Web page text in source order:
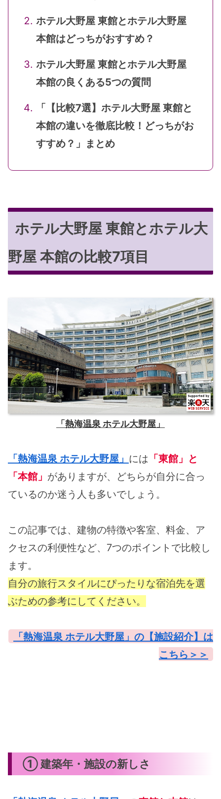
ホテル大野屋 東館とホテル大野屋
本館はどっちがおすすめ？
ホテル大野屋 東館とホテル大野屋
本館の良くある5つの質問
「【比較7選】ホテル大野屋 東館と
本館の違いを徹底比較！どっちがお
すすめ？」まとめ
ホテル大野屋 東館とホテル大
野屋 本館の比較7項目
「熱海温泉 ホテル大野屋」
「熱海温泉 ホテル大野屋」 には 「東館」と
「本館」 がありますが、どちらが自分に合っ
ているのか迷う人も多いでしょう。
この記事では、建物の特徴や客室、料金、ア
クセスの利便性など、7つのポイントで比較し
ます。
自分の旅行スタイルにぴったりな宿泊先を選
ぶための参考にしてください。
「熱海温泉 ホテル大野屋」の【施設紹介】は
こちら＞＞
① 建築年・施設の新しさ